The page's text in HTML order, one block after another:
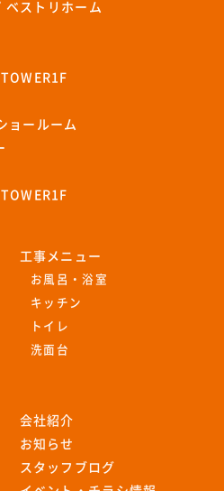
ベストリホーム
ョールーム
工事メニュー
お風呂・浴室
キッチン
トイレ
洗面台
会社紹介
お知らせ
スタッフブログ